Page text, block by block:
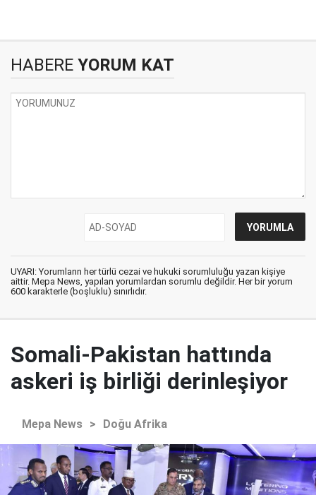
HABERE YORUM KAT
UYARI: Yorumların her türlü cezai ve hukuki sorumluluğu yazan kişiye
aittir. Mepa News, yapılan yorumlardan sorumlu değildir. Her bir yorum
600 karakterle (boşluklu) sınırlıdır.
Somali-Pakistan hattında
askeri iş birliği derinleşiyor
Mepa News > Doğu Afrika